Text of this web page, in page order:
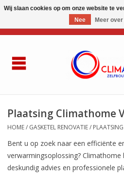
Thuisbatterij
Gasketel renovatie
Plaatsing Climathome
HOME/ GASKETEL RENOVATIE/
Bent u op zoek naar een efficiënte
verwarmingsoplossing?
deskundig advies en professionele
Wij slaan cookies op om onze website te
Nee
Meer